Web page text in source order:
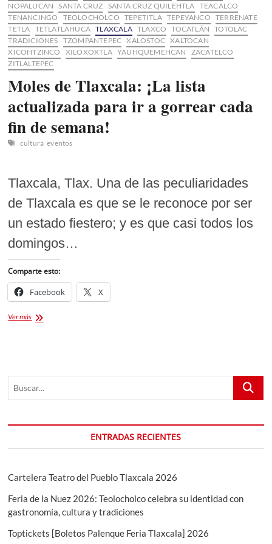
NOPALUCAN
SANTA CRUZ SANTA CRUZ QUILEHTLA TEACALCO
TENANCINGO
TEOLOCHOLCO TEPETITLA TEPEYANCO
TERRENATE
TETLA TETLATLAHUCA TLAXCALA TLAXCO TOCATLÁN
TOTOLAC
TRADICIONES TZOMPANTEPEC XALOSTOC XALTOCAN
XICOHTZINCO
XILOXOXTLA YAUHQUEMEHCAN
ZACATELCO
ZITLALTEPEC
Moles de Tlaxcala: ¡La lista
actualizada para ir a gorrear cada
fin de semana!
cultura eventos
Tlaxcala, Tlax. Una de las peculiaridades
de Tlaxcala es que se le reconoce por ser
un estado fiestero; y es que casi todos los
domingos…
Comparte esto:
Facebook X
Ver másMoles
ir
cada
de
Buscar...
ENTRADAS RECIENTES
Cartelera Teatro del Pueblo Tlaxcala 2026
Feria de la Nuez 2026: Teolocholco celebra su identidad con
gastronomía, cultura y tradiciones
Toptickets [Boletos Palenque Feria Tlaxcala] 2026